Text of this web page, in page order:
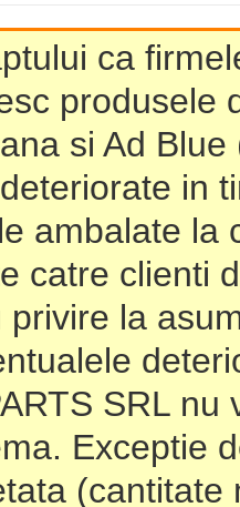
ca
produsele
si Ad
in
ambalate la
catre clienti
privire la
SRL
Exceptie
(cantitate